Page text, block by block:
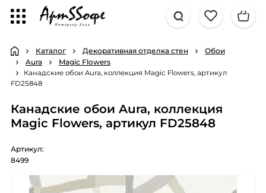
Каталог Декоративная отделка стен
Обои
Aura
Magic Flowers
Канадские обои Aura, коллекция Magic Flowers, артикул
FD25848
Канадские обои Aura, коллекция
Magic Flowers, артикул FD25848
Артикул:
8499